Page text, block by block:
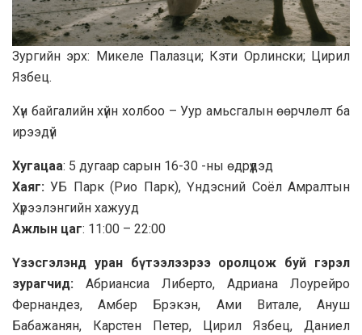
Зургийн эрх: Микеле Палазци; Кэти Орлински; Цирил
Язбец.
Хүн байгалийн хүйн холбоо – Уур амьсгалын өөрчлөлт ба
ирээдүй
Хугацаа: 5 дугаар сарын 16-30 -ны өдрүүдэд
Хаяг:УБ Парк (Рио Парк), Үндэсний Соёл Амралтын
Хүрээлэнгийн хажууд
Ажлын цаг: 11:00 – 22:00
Үзэсгэлэнд уран бүтээлээрээ оролцож буй гэрэл
зурагчид: Абриансиа Либерто, Адриана Лоурейро
Фернандез, Амбер Брэкэн, Ами Витале, Ануш
Бабажанян, Карстен Петер, Цирил Язбец, Даниел